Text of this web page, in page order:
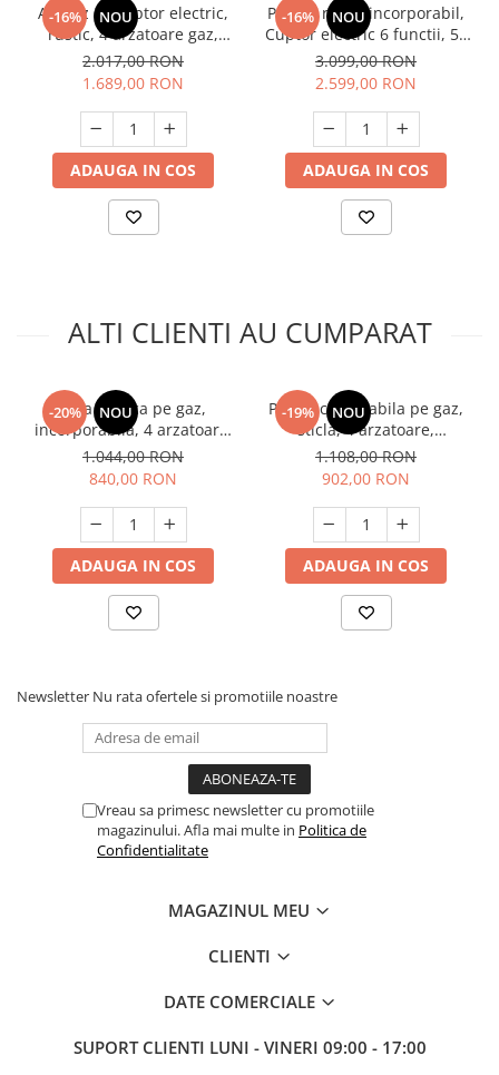
-16% NOU
Aragaz cu cuptor electric,
rustic, 4 arzatoare gaz,
aprindere electrica, gratare
fonta, lumina, GPL, Bej,
NOBELTEK
2.017,00 RON
1.689,00 RON
ADAUGA IN COS
-16% NOU
Pachet rustic incorporabil,
Cuptor electric 6 functii, 52
L, ventilatie, Plita pe gaz
rustica, 4 arzatoare,
aprindere electrica, Hota
rustica telescopica, 2
motoare, 3 viteze, Studio
Casa Toscana
3.099,00 RON
2.599,00 RON
ADAUGA IN COS
ALTI CLIENTI AU CUMPARAT
-20% NOU
Plita rustica pe gaz,
incorporabila, 4 arzatoare,
email, aprindere electrica,
valva siguranta, Crem,
Studio Casa PG660 Avena
POSITANO
1.044,00 RON
840,00 RON
ADAUGA IN COS
-19% NOU
Plita incorporabila pe gaz,
sticla, 4 arzatoare,
aprindere electrica, gratare
din fonta, crem, FRAM
1.108,00 RON
902,00 RON
ADAUGA IN COS
Newsletter Nu rata ofertele si promotiile noastre
Vreau sa primesc newsletter cu promotiile
magazinului. Afla mai multe in Politica de
Confidentialitate
MAGAZINUL MEU
CLIENTI
DATE COMERCIALE
SUPORT CLIENTI LUNI - VINERI 09:00 - 17:00